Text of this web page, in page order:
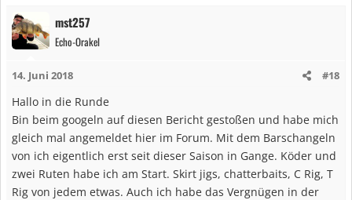
k
t
o
e
mst257
Echo-Orakel
14. Juni 2018 #18
Hallo in die Runde
Bin beim googeln auf diesen Bericht gestoßen und habe mich
gleich mal angemeldet hier im Forum. Mit dem Barschangeln
von ich eigentlich erst seit dieser Saison in Gange. Köder und
zwei Ruten habe ich am Start. Skirt jigs, chatterbaits, C Rig, T
Rig von jedem etwas. Auch ich habe das Vergnügen in der